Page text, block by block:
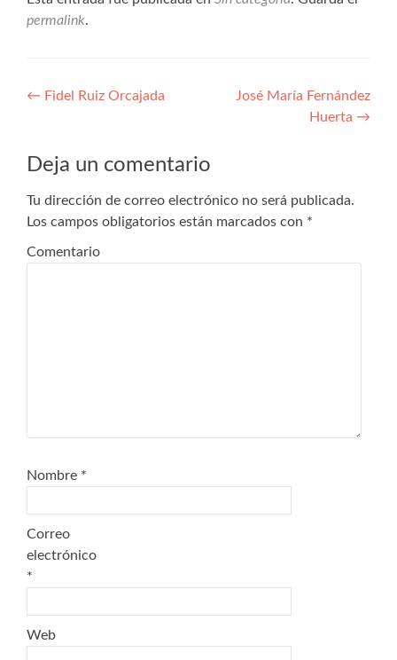
permalink.
Navegación
entradas
← Fidel Ruiz Orcajada
José María Fernández
Huerta →
Deja un comentario
Tu dirección de correo electrónico no será publicada.
Los campos obligatorios están marcados con *
Comentario
Nombre *
Correo
electrónico
*
Web